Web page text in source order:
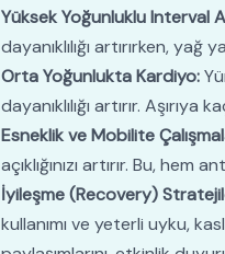
Yüksek Yoğunluklu Interval
dayanıklılığı artırırken, yağ
Orta Yoğunlukta Kardiyo:
dayanıklılığı artırır.
Esneklik ve Mobilite
açıklığınızı artırır. Bu,
İyileşme (Recovery)
kullanımı ve yeterli uyku,